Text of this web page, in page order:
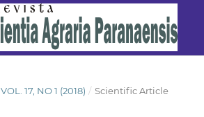
VOL. 17, NO 1 (2018) / Scientific Article